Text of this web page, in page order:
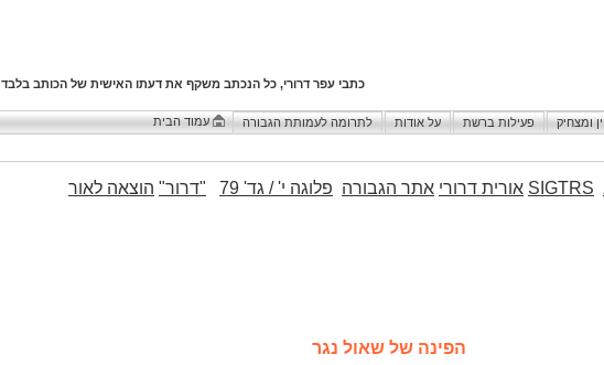
כתבי עפר דרורי, כל הנכתב משקף את דעתו האישית של הכותב בלבד
ומצחיק פעילות ברשת על אודות לתרומה לעמותת הגבורה עמוד הבית
SIGTRS אורית דרורי אתר הגבורה פלוגה י' / גד' 79 "דרור" הוצאה לאור
הפינה של שאול נגר